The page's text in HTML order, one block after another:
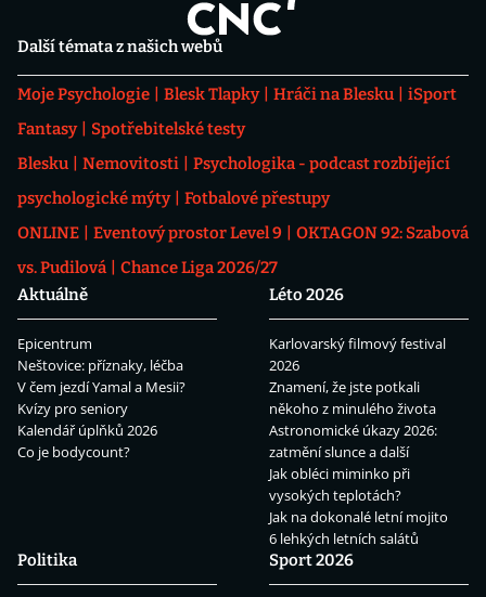
Další témata z našich webů
Moje Psychologie Blesk Tlapky Hráči na Blesku
iSport
Fantasy
Spotřebitelské testy
Blesku
Nemovitosti
Psychologika - podcast rozbíjející
psychologické mýty
Fotbalové přestupy
ONLINE
Eventový prostor Level 9
OKTAGON 92: Szabová
vs. Pudilová
Chance Liga 2026/27
Aktuálně
Epicentrum
Neštovice: příznaky, léčba
V čem jezdí Yamal a Mesii?
Kvízy pro seniory
Kalendář úplňků 2026
Co je bodycount?
Léto 2026
Karlovarský filmový festival
2026
Znamení, že jste potkali
někoho z minulého života
Astronomické úkazy 2026:
zatmění slunce a další
Jak obléci miminko při
vysokých teplotách?
Jak na dokonalé letní mojito
6 lehkých letních salátů
Politika
Sport 2026